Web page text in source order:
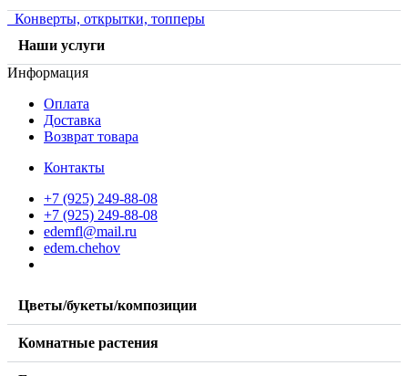
Конверты, открытки, топперы
Наши услуги
Информация
Оплата
Доставка
Возврат товара
Контакты
+7 (925) 249-88-08
+7 (925) 249-88-08
edemfl@mail.ru
edem.chehov
Цветы/букеты/композиции
Комнатные растения